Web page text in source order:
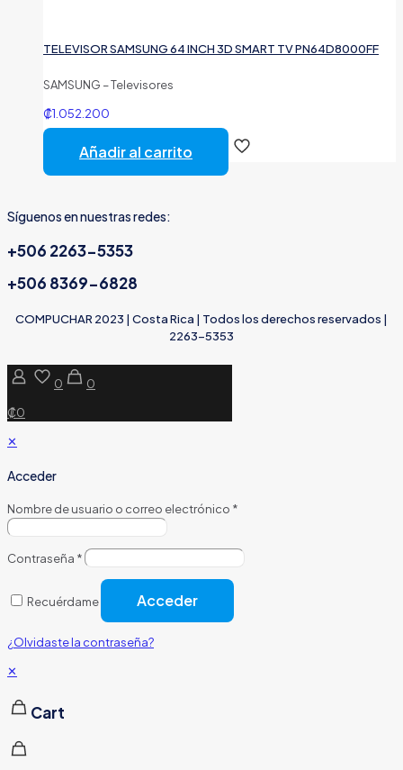
TELEVISOR SAMSUNG 64 INCH 3D SMART TV PN64D8000FF
SAMSUNG – Televisores
₡1.052.200
Añadir al carrito
Síguenos en nuestras redes:
+506 2263-5353
+506 8369-6828
COMPUCHAR 2023 | Costa Rica | Todos los derechos reservados |
2263-5353
0
0
₡0
✕
Acceder
Nombre de usuario o correo electrónico *
Contraseña *
Recuérdame Acceder
¿Olvidaste la contraseña?
✕
Cart